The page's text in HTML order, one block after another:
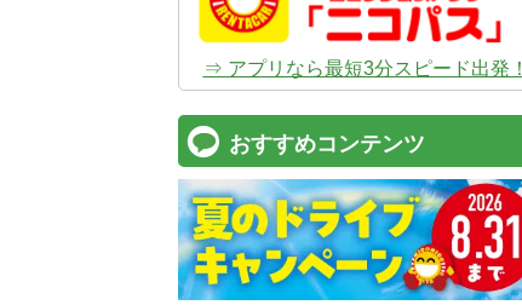
⇒ アプリなら最短3分スピード出発！
おすすめコンテンツ